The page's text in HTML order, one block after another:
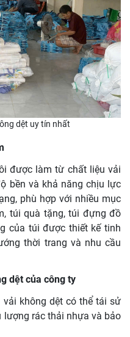
dệt uy tín nhất
được làm từ chất liệu vải
bền và khả năng chịu lực
phù hợp với nhiều mục
túi quà tặng, túi đựng đồ
của túi được thiết kế tinh
thời trang và nhu cầu
dệt của công ty
vải không dệt có thể tái sử
lượng rác thải nhựa và bảo